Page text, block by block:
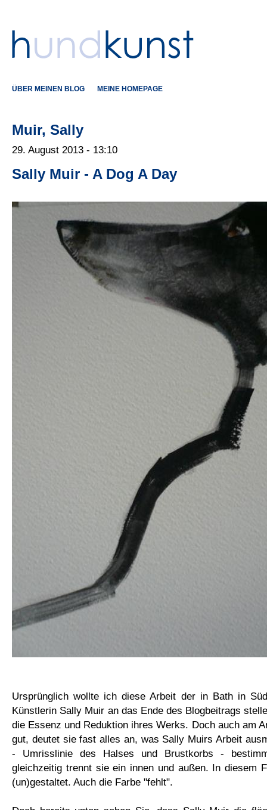
ÜBER MEINEN BLOG MEINE HOMEPAGE
Muir, Sally
29. August 2013 - 13:10
Sally Muir - A Dog A Day
Ursprünglich wollte ich diese Arbeit der in Bath in
Künstlerin Sally Muir an das Ende des Blogbeitrags
die Essenz und Reduktion ihres Werks. Doch auch am
gut, deutet sie fast alles an, was Sally Muirs Arbeit
- Umrisslinie des Halses und Brustkorbs -
gleichzeitig trennt sie ein innen und außen. In diesem
(un)gestaltet. Auch die Farbe "fehlt".